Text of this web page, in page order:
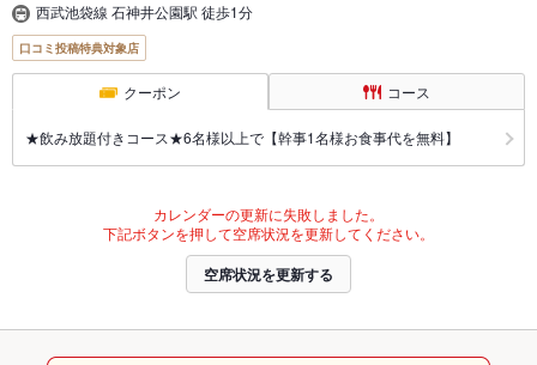
西武池袋線 石神井公園駅 徒歩1分
口コミ投稿特典対象店
クーポン コース
★飲み放題付きコース★6名様以上で【幹事1名様お食事代を無料】
カレンダーの更新に失敗しました。
下記ボタンを押して空席状況を更新してください。
空席状況を更新する